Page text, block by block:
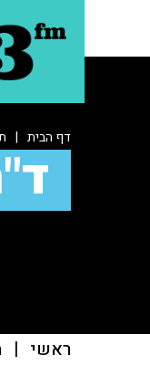
דף הבית |
ראשי |